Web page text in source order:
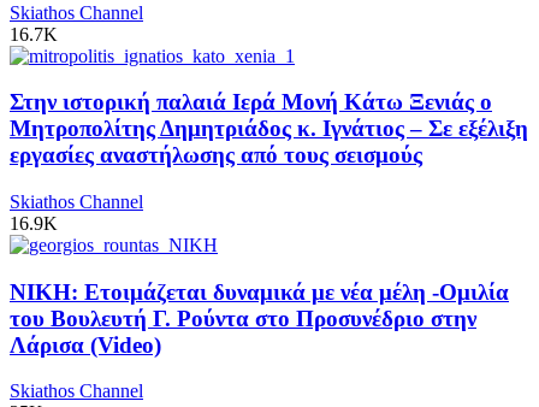
Skiathos Channel
16.7K
Στην ιστορική παλαιά Ιερά Μονή Κάτω Ξενιάς ο
Μητροπολίτης Δημητριάδος κ. Ιγνάτιος – Σε εξέλιξη
εργασίες αναστήλωσης από τους σεισμούς
Skiathos Channel
16.9K
ΝΙΚΗ: Ετοιμάζεται δυναμικά με νέα μέλη -Ομιλία
του Βουλευτή Γ. Ρούντα στο Προσυνέδριο στην
Λάρισα (Video)
Skiathos Channel